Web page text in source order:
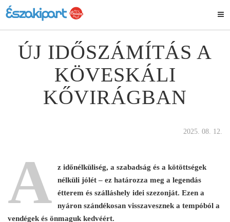
ÚJ IDŐSZÁMÍTÁS A
KÖVESKÁLI
KŐVIRÁGBAN
2025. 08. 12.
A
z időnélküliség, a szabadság és a kötöttségek
nélküli jólét – ez határozza meg a legendás
étterem és szálláshely idei szezonját. Ezen a
nyáron szándékosan visszavesznek a tempóból a
vendégek és önmaguk kedvéért.